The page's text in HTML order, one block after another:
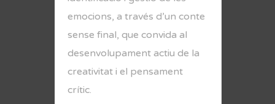
emocions, a través d’un conte
sense final, que convida al
desenvolupament actiu de la
creativitat i el pensament
crític.